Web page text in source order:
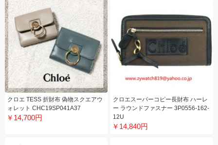
クロエ TESS 折財布 偽物スクエアウ
ォレット CHC19SP041A37
￥14,700円
クロエスーパーコピー長財布 ハーレ
ー ラウンドファスナー 3P0556-162-
12U
￥14,840円